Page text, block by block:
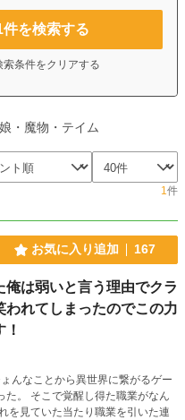
件を検索する
索条件をクリアする
・魔物・テイム
1件
お気に入り追加 167
は弱いと言う理由でクラ
われてしまったのでこの力
がなん